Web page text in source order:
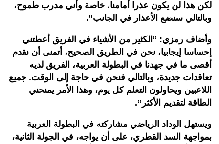
لكن هذا لن يكون عذرا أمامنا، خاصة وأني مدرب طموح،
وبالتالي سنضع الأعذار في الجانب”.
وأضاف رمزي: “الكثير من الأشياء في الفريق أعطتني
إحساسا إيجابيا، نحن في الطريق الصحيح، أتمنى أن نقدم
أقصى ما في جهدنا في البطولة العربية، الفريق لديه
تعاقدات جديدة، وبالتالي فنحن في حاجة إلى الوقت. جميع
اللاعبين ويحاولون التعلم كل يوم، وهذا الأمر يمنحني
الطاقة لتقديم الأكثر”.
ويستهل الوداد الرياضي مشاركته في البطولة العربية
بمواجهة السد القطري، على أن يواجه، في الجولة الثانية،